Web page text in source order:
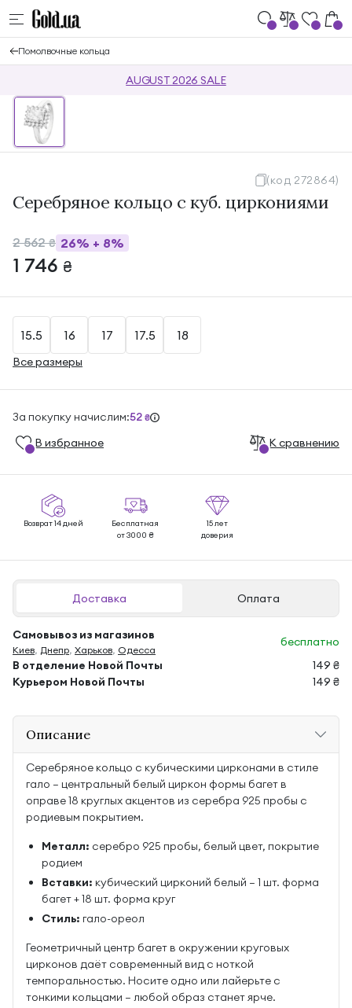
Помолвочные кольца
AUGUST 2026 SALE
(код 272864)
Cеребряное кольцо с куб. циркониями
2 562₴ 26% + 8%
1 746 ₴
15.5 16 17 17.5 18
Все размеры
За покупку начислим:52 ₴
В избранноe К сравнению
Возврат 14 дней
Бесплатная
от 3000 ₴
15 лет
доверия
Доставка Оплата
Самовывоз из магазинов
Киев, Днепр, Харьков, Одесса
бесплатно
В отделение Новой Почты
149 ₴
Курьером Новой Почты
149 ₴
Описание
Серебряное кольцо с кубическими цирконами в стиле
гало — центральный белый циркон формы багет в
оправе 18 круглых акцентов из серебра 925 пробы с
родиевым покрытием.
Металл: серебро 925 пробы, белый цвет, покрытие
родием
Вставки: кубический цирконий белый — 1 шт. форма
багет + 18 шт. форма круг
Стиль: гало-ореол
Геометричный центр багет в окружении круговых
цирконов даёт современный вид с ноткой
темпоральностью. Носите одно или лайерьте с
тонкими кольцами — любой образ станет ярче.